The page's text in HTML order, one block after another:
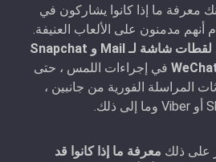
معرفة ما إذا كانوا يشاركون في
أنهم مدمنون على الألعاب العنيفة.
يلتقط لقطات شاشة لـ Mail و Snapchat
في إجراءات اللمس ، حتى
المراسلة الفورية من جانبين ،
على ذلك معرفة ما إذا كانوا قد